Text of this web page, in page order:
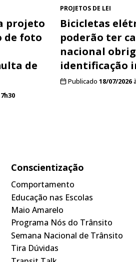
projeto
de foto
de
PROJETOS DE LEI
Bicicletas
poderão ter
nacional
identificação
Publicado 18/07/2026
Conscientização
Comportamento
Educação nas Escolas
Maio Amarelo
Programa Nós do Trânsito
Semana Nacional de Trânsito
Tira Dúvidas